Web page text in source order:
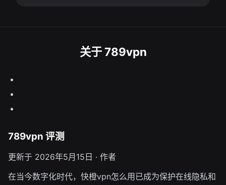
关于 789vpn
789vpn 评测
更新于 2026年5月15日 · 作者
在当今数字化时代，快橙vpn怎么用已成为保护在线隐私和